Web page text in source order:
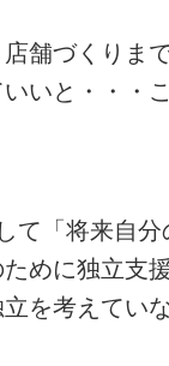
舗づくりま
いと・・・
て「将来自
めに独立支
を考えてい